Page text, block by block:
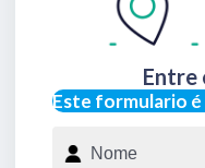
Este formulario
Entre